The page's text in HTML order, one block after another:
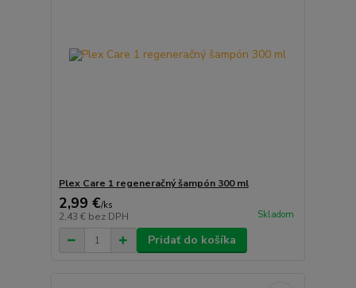
Plex Care 1 regeneračný šampón 300 ml
2,99 €/ks
2,43 € bez DPH Skladom
Pridať do košíka